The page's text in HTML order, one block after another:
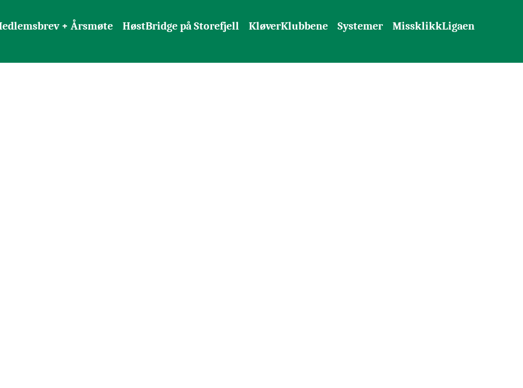
+ Årsmøte HøstBridge på Storefjell KløverKlubbene Systemer MissklikkLigaen